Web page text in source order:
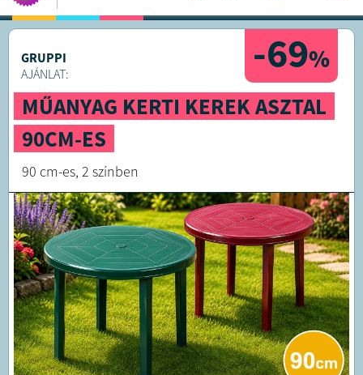
-69%
GRUPPI
AJÁNLAT:
MŰANYAG KERTI KEREK ASZTAL
90CM-ES
90 cm-es, 2 színben